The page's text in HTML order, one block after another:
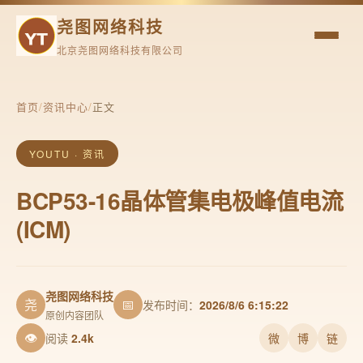
尧图网络科技
北京尧图网络科技有限公司
首页/资讯中心/正文
YOUTU · 资讯
BCP53-16晶体管集电极峰值电流
(ICM)
尧 尧图网络科技
原创内容团队
📅 发布时间： 2026/8/6 6:15:22
👁 阅读 2.4k 微 博 链